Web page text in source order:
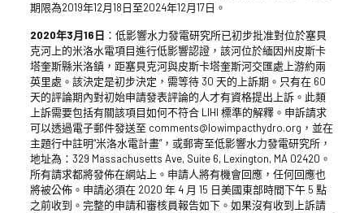
期限為2019年12月18日至2024年12月17日。
2020年3月16日 ：低影響水力發電研究所已初步批准對位於塞貝
克河上的米洛水電項目進行低影響認證，該河位於緬因州皮斯卡
塔奎斯縣米洛鎮，距塞貝克河與皮斯卡塔奎斯河交匯處上游約兩
英里處。該決定是初步決定，需等待 30 天的上訴期。只有在 60
天的評論期內對初始申請發表評論的人才有資格提出上訴。此類
上訴需要包括有關該項目如何不符合 LIHI 標準的解釋。申訴請求
可以透過電子郵件發送至 comments@lowimpacthydro.org，並在
主題行中註明“米洛水電計畫”，或郵寄至低影響水力發電研究所，
地址為：329 Massachusetts Ave, Suite 6, Lexington, MA 02420。
所有請求都將發佈在網站上。申請人將有機會回應，任何回應也
將被公佈。申請必須在 2020 年 4 月 15 日美國東部時間下午 5 點
之前收到。完整的申請和審核員報告如下。如果沒有收到上訴請